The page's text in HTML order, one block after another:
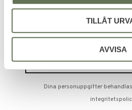
TILLÅT
AVVISA
PRENUMERERA & TA
Dina personuppgifter